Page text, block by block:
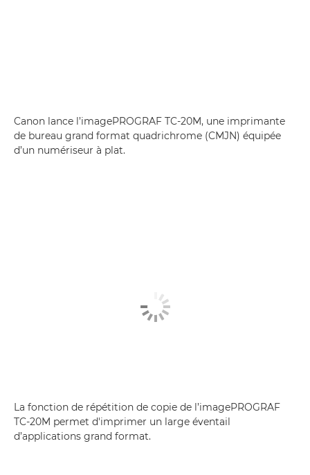
Canon lance l’imagePROGRAF TC-20M, une imprimante
de bureau grand format quadrichrome (CMJN) équipée
d’un numériseur à plat.
La fonction de répétition de copie de l’imagePROGRAF
TC-20M permet d'imprimer un large éventail
d’applications grand format.